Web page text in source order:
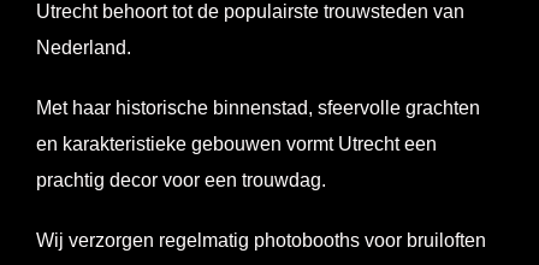
Utrecht behoort tot de populairste trouwsteden van
Nederland.
Met haar historische binnenstad, sfeervolle grachten
en karakteristieke gebouwen vormt Utrecht een
prachtig decor voor een trouwdag.
Wij verzorgen regelmatig photobooths voor bruiloften